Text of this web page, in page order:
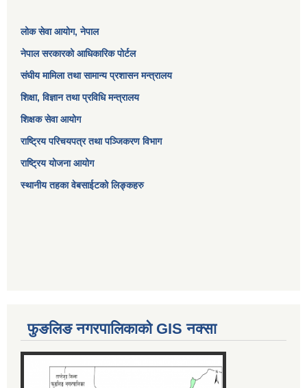
लोक सेवा आयोग, नेपाल
नेपाल सरकारको आधिकारिक पोर्टल
संघीय मामिला तथा सामान्य प्रशासन मन्त्रालय
शिक्षा, विज्ञान तथा प्रविधि मन्त्रालय
शिक्षक सेवा आयोग
राष्ट्रिय परिचयपत्र तथा पञ्जिकरण विभाग
राष्ट्रिय योजना आयोग
स्थानीय तहका वेबसाईटको लिङ्कहरु
फुङलिङ नगरपालिकाको GIS नक्सा